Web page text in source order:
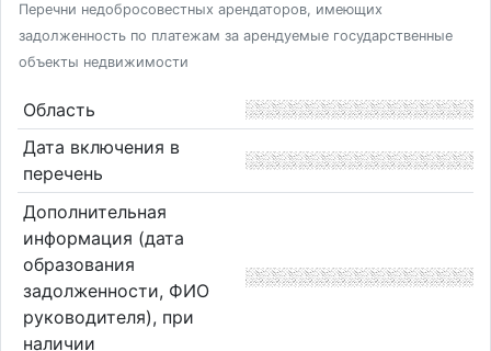
Перечни недобросовестных арендаторов, имеющих
задолженность по платежам за арендуемые государственные
объекты недвижимости
Область
Дата включения в
перечень
Дополнительная
информация (дата
образования
задолженности, ФИО
руководителя), при
наличии